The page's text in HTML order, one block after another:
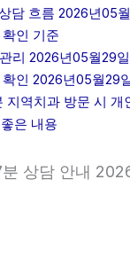
담 흐름 2026년05
인 기준
리 2026년05월29
인 2026년05월29
역치과 방문 시 개
은 내용
상담 안내